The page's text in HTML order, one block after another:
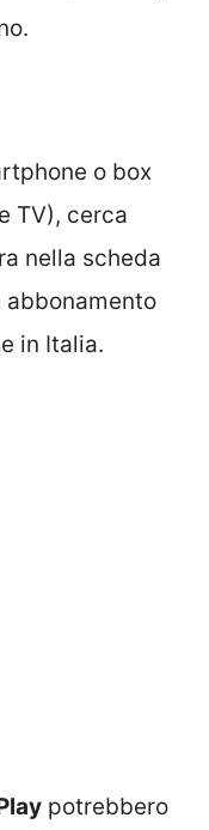
o box
TV), cerca
nella scheda
abbonamento
in Italia.
potrebbero